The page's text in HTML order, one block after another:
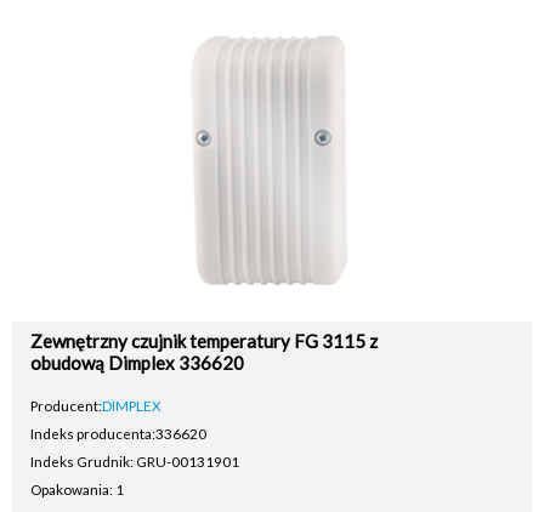
Zewnętrzny czujnik temperatury FG 3115 z
obudową Dimplex 336620
Producent:DIMPLEX
Indeks producenta:336620
Indeks Grudnik: GRU-00131901
Opakowania: 1